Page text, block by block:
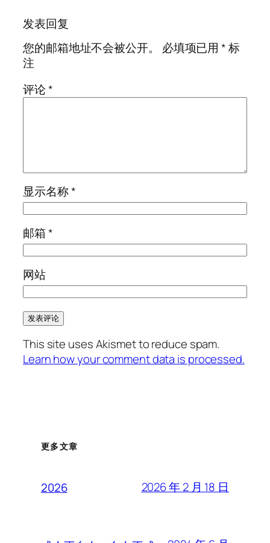
发表回复
您的邮箱地址不会被公开。
必填项已用*标
注
评论*
显示名称*
邮箱*
网站
This site uses Akismet to reduce spam.
Learn how your comment data is processed.
更多文章
2026 2026 年 2 月 18 日